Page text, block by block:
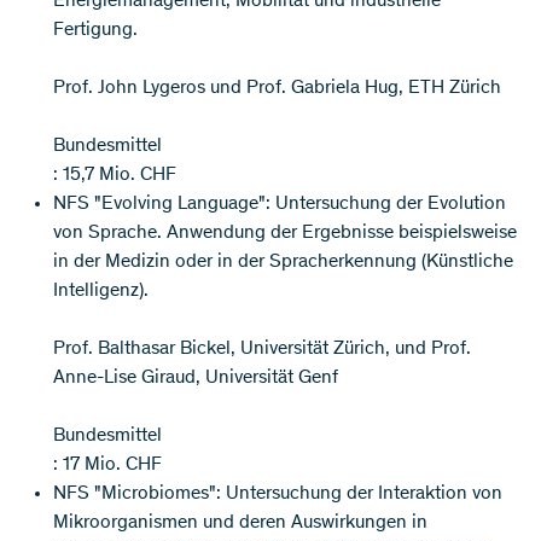
Fertigung.
Prof. John Lygeros und Prof. Gabriela Hug, ETH Zürich
Bundesmittel
: 15,7 Mio. CHF
NFS "Evolving Language": Untersuchung der Evolution
von Sprache. Anwendung der Ergebnisse beispielsweise
in der Medizin oder in der Spracherkennung (Künstliche
Intelligenz).
Prof. Balthasar Bickel, Universität Zürich, und Prof.
Anne-Lise Giraud, Universität Genf
Bundesmittel
: 17 Mio. CHF
NFS "Microbiomes": Untersuchung der Interaktion von
Mikroorganismen und deren Auswirkungen in